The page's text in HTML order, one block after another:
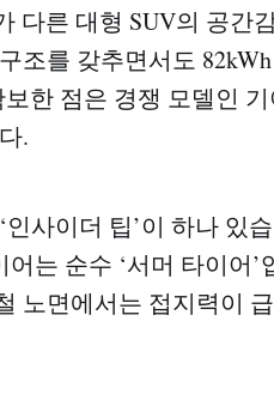
다른 대형 SUV의 공간
조를 갖추면서도
한 점은 경쟁 모델인
.
사이더 팁’이 하나 있
는 순수 ‘서머 타이어
노면에서는 접지력이